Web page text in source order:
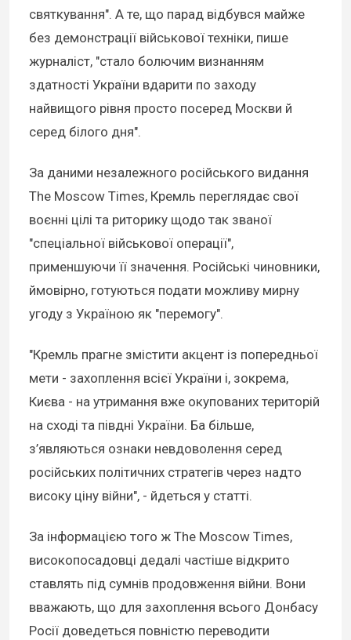
святкування". А те, що парад відбувся майже
без демонстрації військової техніки, пише
журналіст, "стало болючим визнанням
здатності України вдарити по заходу
найвищого рівня просто посеред Москви й
серед білого дня".
За даними незалежного російського видання
The Moscow Times, Кремль переглядає свої
воєнні цілі та риторику щодо так званої
"спеціальної військової операції",
применшуючи її значення. Російські чиновники,
ймовірно, готуються подати можливу мирну
угоду з Україною як "перемогу".
"Кремль прагне змістити акцент із попередньої
мети - захоплення всієї України і, зокрема,
Києва - на утримання вже окупованих територій
на сході та півдні України. Ба більше,
з’являються ознаки невдоволення серед
російських політичних стратегів через надто
високу ціну війни", - йдеться у статті.
За інформацією того ж The Moscow Times,
високопосадовці дедалі частіше відкрито
ставлять під сумнів продовження війни. Вони
вважають, що для захоплення всього Донбасу
Росії доведеться повністю переводити